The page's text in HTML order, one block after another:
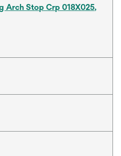
Arch Stop Crp 018X025,